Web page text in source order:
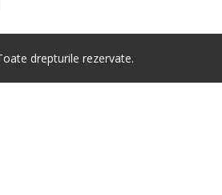
drepturile rezervate.